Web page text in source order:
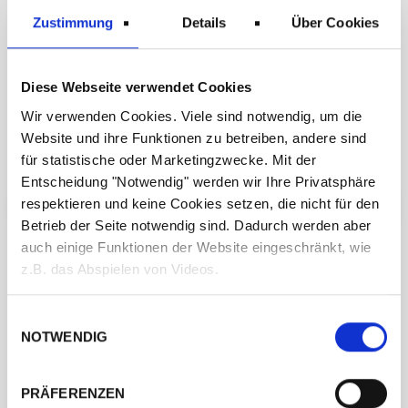
Zustimmung Details Über Cookies
Diese Webseite verwendet Cookies
Wir verwenden Cookies. Viele sind notwendig, um die
Website und ihre Funktionen zu betreiben, andere sind
für statistische oder Marketingzwecke. Mit der
Entscheidung "Notwendig" werden wir Ihre Privatsphäre
respektieren und keine Cookies setzen, die nicht für den
Betrieb der Seite notwendig sind. Dadurch werden aber
auch einige Funktionen der Website eingeschränkt, wie
z.B. das Abspielen von Videos.
NOTWENDIG
PRÄFERENZEN
← ZURÜCK ZUM HERSTELLER ANPROBE VEREINBAREN →